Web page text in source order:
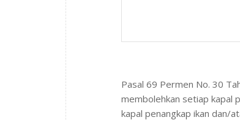
Pasal 69 Permen No. 30
membolehkan setiap kapal
kapal penangkap ikan dan/